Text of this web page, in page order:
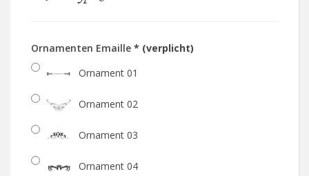
Ornamenten Emaille * (verplicht)
Ornament 01
Ornament 02
Ornament 03
Ornament 04